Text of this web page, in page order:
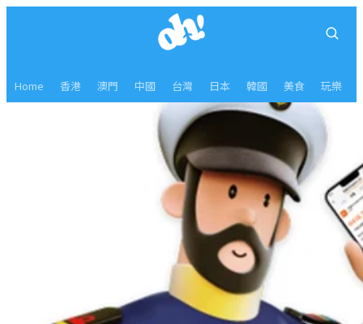
Home 香港 澳門 中國 台灣 日本 韓國 美食 玩樂